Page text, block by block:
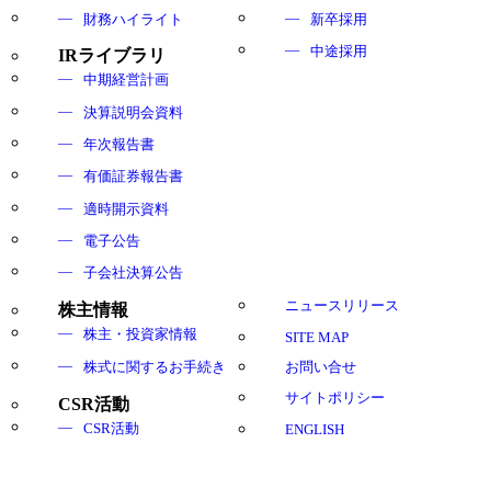
財務ハイライト
IRライブラリ
中期経営計画
決算説明会資料
年次報告書
有価証券報告書
適時開示資料
電子公告
子会社決算公告
株主情報
株主・投資家情報
株式に関するお手続き
CSR活動
CSR活動
新卒採用
中途採用
ニュースリリース
SITE MAP
お問い合せ
サイトポリシー
ENGLISH